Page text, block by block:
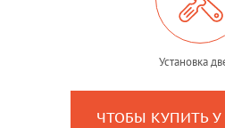
Установка
ЧТОБЫ КУПИТЬ У